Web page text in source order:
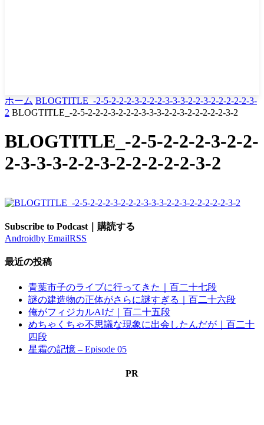
ホーム BLOGTITLE_-2-5-2-2-2-3-2-2-2-3-3-3-2-2-3-2-2-2-2-2-3-
2 BLOGTITLE_-2-5-2-2-2-3-2-2-2-3-3-3-2-2-3-2-2-2-2-2-3-2
BLOGTITLE_-2-5-2-2-2-3-2-2-
2-3-3-3-2-2-3-2-2-2-2-2-3-2
Subscribe to Podcast｜購読する
Androidby EmailRSS
最近の投稿
青葉市子のライブに行ってきた｜百二十七段
謎の建造物の正体がさらに謎すぎる｜百二十六段
俺がフィジカルAIだ｜百二十五段
めちゃくちゃ不思議な現象に出会したんだが｜百二十
四段
星霜の記憶 – Episode 05
PR